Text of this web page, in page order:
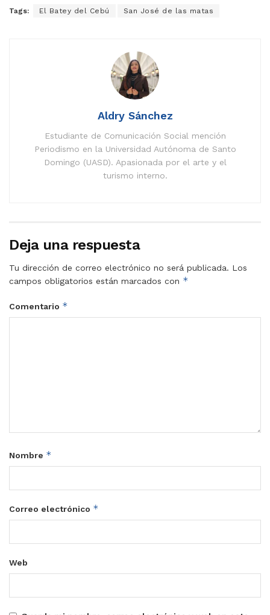
Tags: El Batey del Cebú San José de las matas
Aldry Sánchez
Estudiante de Comunicación Social mención
Periodismo en la Universidad Autónoma de Santo
Domingo (UASD). Apasionada por el arte y el
turismo interno.
Deja una respuesta
Tu dirección de correo electrónico no será publicada. Los
campos obligatorios están marcados con *
Comentario *
Nombre *
Correo electrónico *
Web